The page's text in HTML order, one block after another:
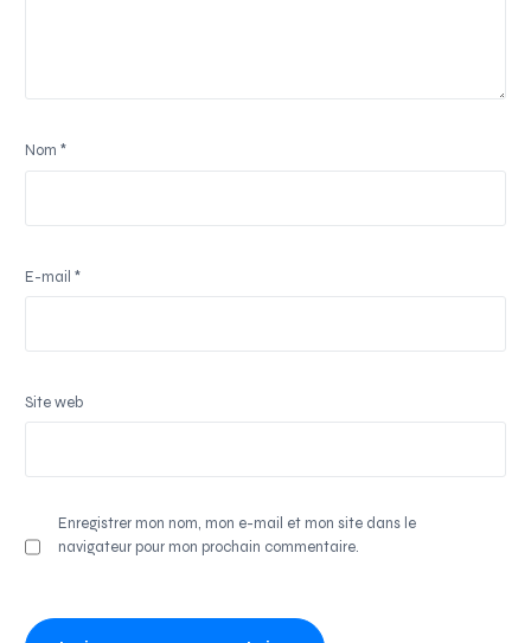
Nom*
E-mail*
Site web
Enregistrer mon nom, mon e-mail et mon site dans le
navigateur pour mon prochain commentaire.